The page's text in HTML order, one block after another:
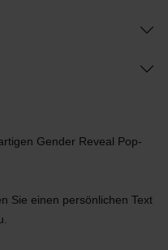
Gender Reveal Pop-
Sie einen persönlichen Text